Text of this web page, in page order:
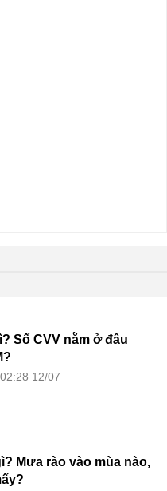
Số CVV nằm ở đâu
02:28 12/07
Mưa rào vào mùa nào,